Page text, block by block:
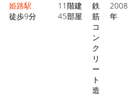
姫路駅
徒歩9分
11階建
45部屋
鉄
筋
コ
ン
ク
リ
ー
ト
造
2008
年